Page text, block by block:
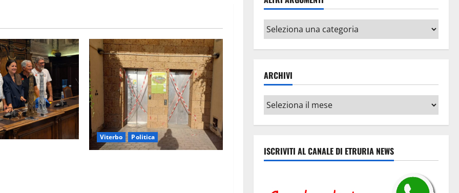
Viterbo Politica
Altri
argomenti
ARCHIVI
Archivi
ISCRIVITI AL CANALE DI ETRURIA NEWS